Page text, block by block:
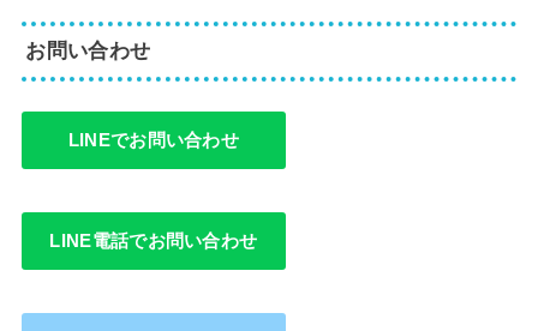
お問い合わせ
LINEでお問い合わせ
LINE電話でお問い合わせ